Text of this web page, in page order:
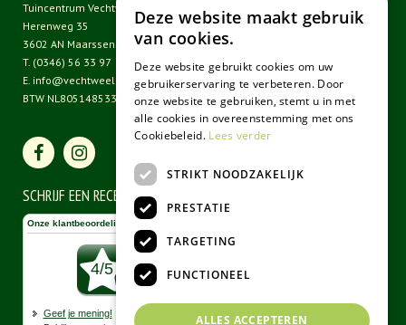
Tuincentrum Vechtweelde
Herenweg 35
3602 AN Maarssen
T. (0346) 56 33 97
E. info@vechtweelde.nl
BTW NL805148533B01
SCHRIJF EEN RECENSIE
Deze website maakt gebruik
van cookies.
Deze website gebruikt cookies om uw
gebruikerservaring te verbeteren. Door
onze website te gebruiken, stemt u in met
alle cookies in overeenstemming met ons
Cookiebeleid. Lees verder
STRIKT NOODZAKELIJK
PRESTATIE
TARGETING
FUNCTIONEEL
ALLES ACCEPTEREN